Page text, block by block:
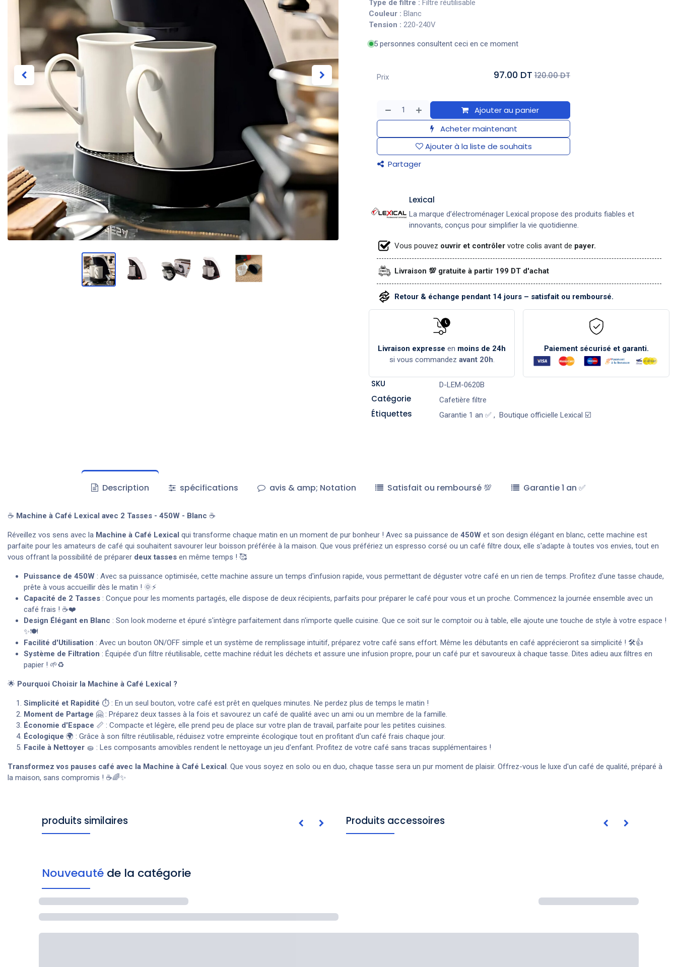
Type de filtre : Filtre réutilisable
Couleur : Blanc
Tension : 220-240V
5 personnes consultent ceci en ce moment
Ajouter au panier
Acheter maintenant
Ajouter à la liste de souhaits
Partager
Prix 97.00 DT 120.00 DT
Lexical
La marque d’électroménager Lexical propose des produits fiables et
innovants, conçus pour simplifier la vie quotidienne.
Vous pouvez ouvrir et contrôler votre colis avant de payer.
Livraison 💯 gratuite à partir 199 DT d'achat
Retour & échange pendant 14 jours – satisfait ou remboursé.
Livraison expresse en moins de 24h
si vous commandez avant 20h.
Paiement sécurisé et garanti.
SKU D-LEM-0620B
Catégorie Cafetière filtre
Étiquettes Garantie 1 an ✅, Boutique officielle Lexical ☑️
Description spécifications avis & amp; Notation Satisfait ou remboursé 💯 Garantie 1 an ✅
☕ Machine à Café Lexical avec 2 Tasses - 450W - Blanc ☕
Réveillez vos sens avec la Machine à Café Lexical qui transforme chaque matin en un moment de pur bonheur ! Avec sa puissance de 450W et son design élégant en blanc, cette machine est
parfaite pour les amateurs de café qui souhaitent savourer leur boisson préférée à la maison. Que vous préfériez un espresso corsé ou un café filtre doux, elle s'adapte à toutes vos envies, tout en
vous offrant la possibilité de préparer deux tasses en même temps ! 🥰
Puissance de 450W : Avec sa puissance optimisée, cette machine assure un temps d'infusion rapide, vous permettant de déguster votre café en un rien de temps. Profitez d'une tasse chaude,
prête à vous accueillir dès le matin ! 🌞⚡
Capacité de 2 Tasses : Conçue pour les moments partagés, elle dispose de deux récipients, parfaits pour préparer le café pour vous et un proche. Commencez la journée ensemble avec un
café frais ! ☕❤️
Design Élégant en Blanc : Son look moderne et épuré s'intègre parfaitement dans n'importe quelle cuisine. Que ce soit sur le comptoir ou à table, elle ajoute une touche de style à votre espace !
✨🍽️
Facilité d'Utilisation : Avec un bouton ON/OFF simple et un système de remplissage intuitif, préparez votre café sans effort. Même les débutants en café apprécieront sa simplicité ! 🛠️👍
Système de Filtration : Équipée d'un filtre réutilisable, cette machine réduit les déchets et assure une infusion propre, pour un café pur et savoureux à chaque tasse. Dites adieu aux filtres en
papier ! 🌱♻️
🌟 Pourquoi Choisir la Machine à Café Lexical ?
Simplicité et Rapidité ⏱️ : En un seul bouton, votre café est prêt en quelques minutes. Ne perdez plus de temps le matin !
Moment de Partage 🤗 : Préparez deux tasses à la fois et savourez un café de qualité avec un ami ou un membre de la famille.
Économie d'Espace 📏 : Compacte et légère, elle prend peu de place sur votre plan de travail, parfaite pour les petites cuisines.
Écologique 🌍 : Grâce à son filtre réutilisable, réduisez votre empreinte écologique tout en profitant d'un café frais chaque jour.
Facile à Nettoyer 🧽 : Les composants amovibles rendent le nettoyage un jeu d'enfant. Profitez de votre café sans tracas supplémentaires !
Transformez vos pauses café avec la Machine à Café Lexical. Que vous soyez en solo ou en duo, chaque tasse sera un pur moment de plaisir. Offrez-vous le luxe d'un café de qualité, préparé à
la maison, sans compromis ! ☕🌈✨
produits similaires Produits accessoires
Nouveauté de la catégorie